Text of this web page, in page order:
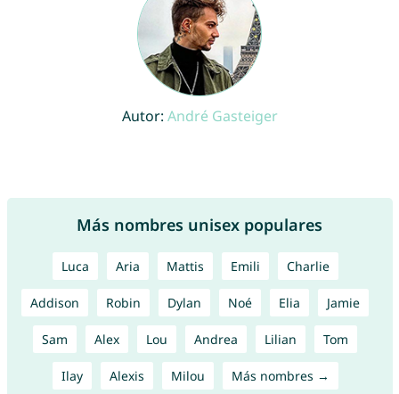
Autor: André Gasteiger
Más nombres unisex populares
Luca Aria Mattis Emili Charlie
Addison Robin Dylan Noé Elia Jamie
Sam Alex Lou Andrea Lilian Tom
Ilay Alexis Milou Más nombres →